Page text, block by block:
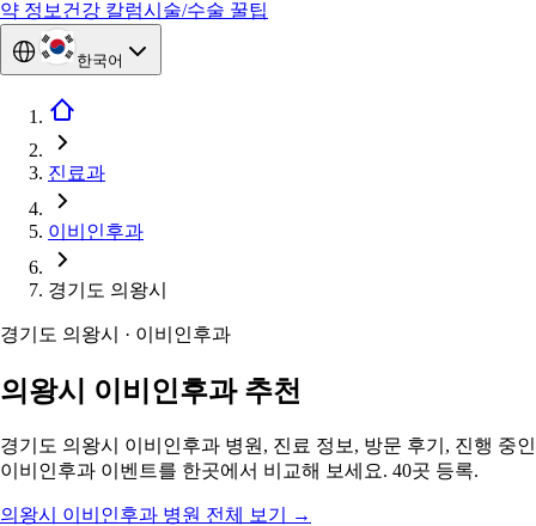
약 정보 건강 칼럼시술/수술 꿀팁
한국어
진료과
이비인후과
경기도 의왕시
경기도 의왕시 · 이비인후과
의왕시 이비인후과 추천
경기도 의왕시 이비인후과 병원, 진료 정보, 방문 후기, 진행 중인
이비인후과 이벤트를 한곳에서 비교해 보세요. 40곳 등록.
의왕시 이비인후과 병원 전체 보기
→